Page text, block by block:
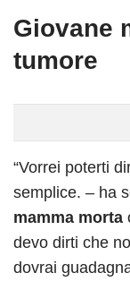
Giovane
tumore
“Vorrei poterti
semplice. – ha
mamma morta
devo dirti che
dovrai